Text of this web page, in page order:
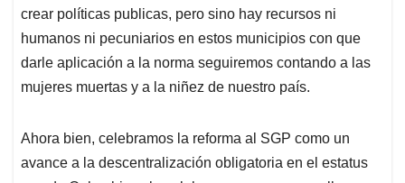
crear políticas publicas, pero sino hay recursos ni
humanos ni pecuniarios en estos municipios con que
darle aplicación a la norma seguiremos contando a las
mujeres muertas y a la niñez de nuestro país.
Ahora bien, celebramos la reforma al SGP como un
avance a la descentralización obligatoria en el estatus